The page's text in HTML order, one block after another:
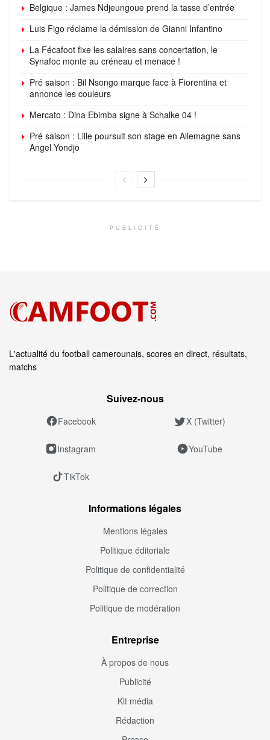
Belgique : James Ndjeungoue prend la tasse d’entrée
Luis Figo réclame la démission de Gianni Infantino
La Fécafoot fixe les salaires sans concertation, le
Synafoc monte au créneau et menace !
Pré saison : Bil Nsongo marque face à Fiorentina et
annonce les couleurs
Mercato : Dina Ebimba signe à Schalke 04 !
Pré saison : Lille poursuit son stage en Allemagne sans
Angel Yondjo
PUBLICITÉ
L'actualité du football camerounais, scores en direct, résultats,
matchs
Suivez‑nous
Facebook X (Twitter)
Instagram YouTube
TikTok
Informations légales
Mentions légales
Politique éditoriale
Politique de confidentialité
Politique de correction
Politique de modération
Entreprise
À propos de nous
Publicité
Kit média
Rédaction